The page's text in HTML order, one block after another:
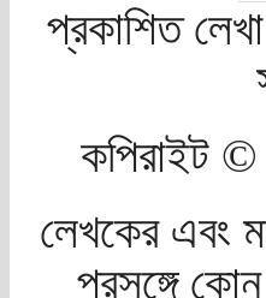
প্রকাশিত
কপিরাইট
লেখকের এবং
প্রসঙ্গে